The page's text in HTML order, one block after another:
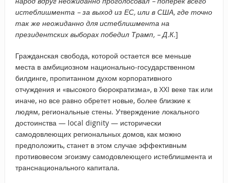
истеблишмента – за выход из ЕС, или в США, где точно
так же неожиданно для истеблишмента на
президентских выборах победил Трамп, – Д.К.]
Гражданская свобода, которой остается все меньше
места в амбициозном национально-государственном
билдинге, пропитанном духом корпоративного
отчуждения и «высокого бюрократизма», в XXI веке так или
иначе, но все равно обретет новые, более близкие к
людям, региональные стены. Утверждение локального
достоинства — local dignity — исторически
самодовлеющих региональных домов, как можно
предположить, станет в этом случае эффективным
противовесом эгоизму самодовлеющего истеблишмента и
транснационального капитала.